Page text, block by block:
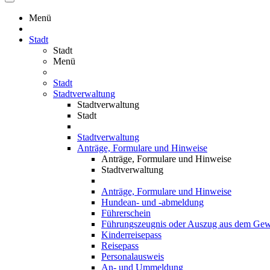
Menü
Stadt
Stadt
Menü
Stadt
Stadtverwaltung
Stadtverwaltung
Stadt
Stadtverwaltung
Anträge, Formulare und Hinweise
Anträge, Formulare und Hinweise
Stadtverwaltung
Anträge, Formulare und Hinweise
Hundean- und -abmeldung
Führerschein
Führungszeugnis oder Auszug aus dem
Kinderreisepass
Reisepass
Personalausweis
An- und Ummeldung